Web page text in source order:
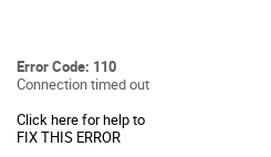
Error Code: 110
Connection timed out
Click here for help to
FIX THIS ERROR